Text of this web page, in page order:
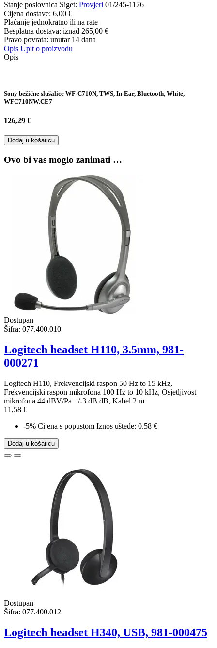
Stanje poslovnica Siget: Provjeri 01/245-1176
Cijena dostave: 6,00 €
Plaćanje jednokratno ili na rate
Besplatna dostava: iznad 265,00 €
Pravo povrata: unutar 14 dana
Opis Upit o proizvodu
Opis
Sony bežične slušalice WF-C710N, TWS, In-Ear, Bluetooth, White,
WFC710NW.CE7
126,29 €
Dodaj u košaricu
Ovo bi vas moglo zanimati …
Dostupan
Šifra: 077.400.010
Logitech headset H110, 3.5mm, 981-
000271
Logitech H110, Frekvencijski raspon 50 Hz to 15 kHz,
Frekvencijski raspon mikrofona 100 Hz to 10 kHz, Osjetljivost
mikrofona 44 dBV/Pa +/-3 dB dB, Kabel 2 m
11,58 €
-5% Cijena s popustom Iznos uštede: 0.58 €
Dodaj u košaricu
Dostupan
Šifra: 077.400.012
Logitech headset H340, USB, 981-000475